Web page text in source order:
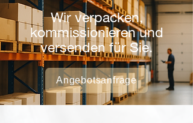
Wir verpacken,
kommissionieren und
versenden für Sie.
Angebotsanfrage